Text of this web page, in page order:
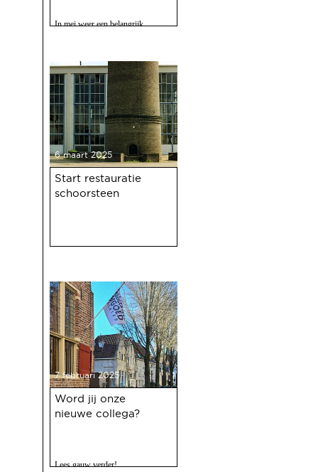
In mei weer een belangrijk
haven 100 jaar bestaat.
6 maart 2025
Start restauratie
schoorsteen
7 februari 2025
Word jij onze
nieuwe collega?
Lees gauw verder!